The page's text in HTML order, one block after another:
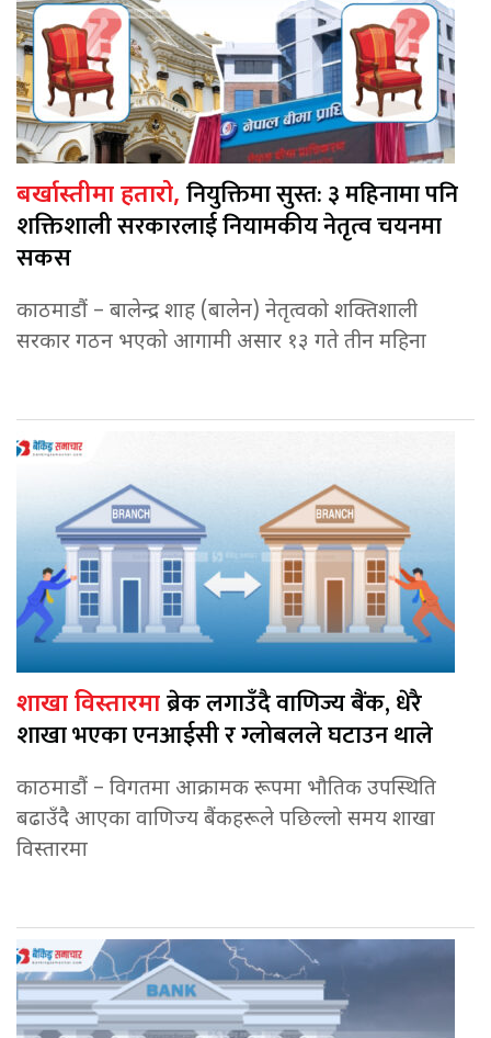
बर्खास्तीमा हतारो, नियुक्तिमा सुस्त: ३ महिनामा पनि
शक्तिशाली सरकारलाई नियामकीय नेतृत्व चयनमा
सकस
काठमाडौं – बालेन्द्र शाह (बालेन) नेतृत्वको शक्तिशाली
सरकार गठन भएको आगामी असार १३ गते तीन महिना
शाखा विस्तारमा ब्रेक लगाउँदै वाणिज्य बैंक, धेरै
शाखा भएका एनआईसी र ग्लोबलले घटाउन थाले
काठमाडौं – विगतमा आक्रामक रूपमा भौतिक उपस्थिति
बढाउँदै आएका वाणिज्य बैंकहरूले पछिल्लो समय शाखा
विस्तारमा